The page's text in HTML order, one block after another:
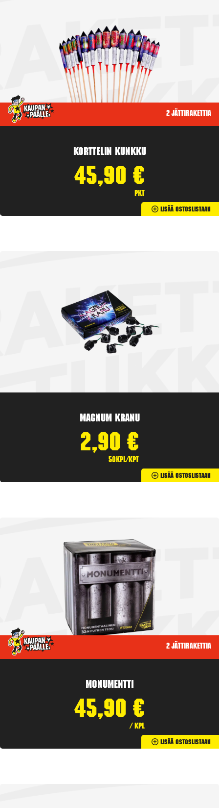
2 jättirakettia
Korttelin kunkku
45,90 €
pkt
Lisää Ostoslistaan
Magnum Kranu
2,90 €
50kpl/kpt
Lisää Ostoslistaan
2 jättirakettia
Monumentti
45,90 €
/ kpl
Lisää Ostoslistaan